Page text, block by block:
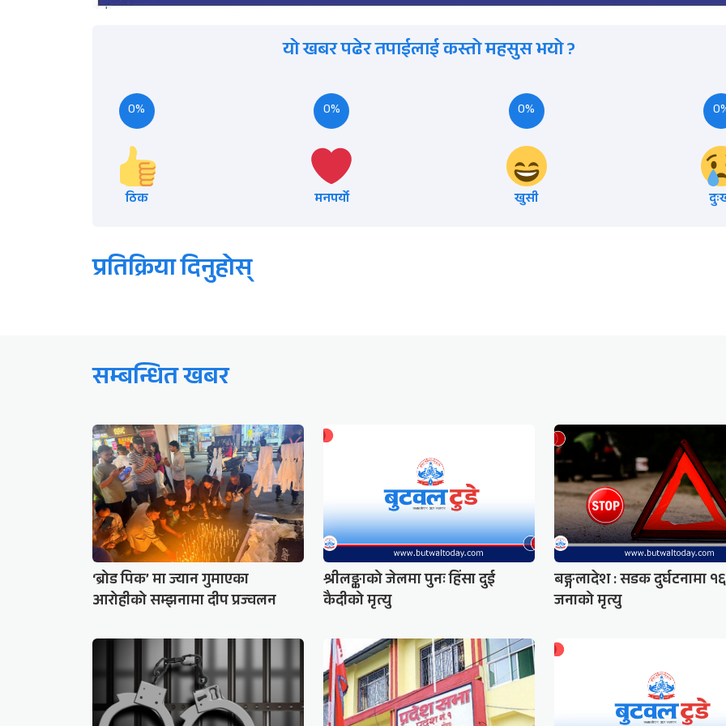
यो खबर पढेर तपाईलाई कस्तो महसुस भयो ?
0%
ठिक
0%
मनपर्यो
0%
खुसी
प्रतिक्रिया दिनुहोस्
सम्बन्धित खबर
‘ब्रोड पिक’ मा ज्यान गुमाएका
आरोहीको सम्झनामा दीप प्रज्वलन
श्रीलङ्काको जेलमा पुनः हिंसा दुई
कैदीको मृत्यु
बङ्गलादेश : सडक दुर्घटनामा १६
जनाको मृत्यु